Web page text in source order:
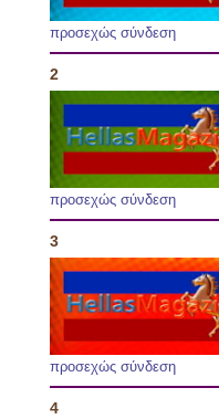
προσεχώς σύνδεση
2
προσεχώς σύνδεση
3
προσεχώς σύνδεση
4